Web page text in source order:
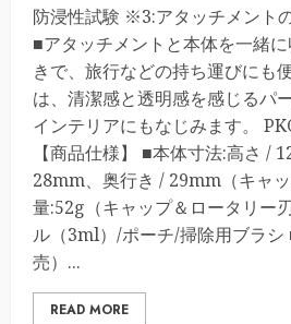
防浸性試験 ※3:アタッチメント
■アタッチメントと本体を一緒
きで、旅行などの持ち運びにも
は、清潔感と透明感を感じるパ
インテリアにもなじみます。
【商品仕様】 ■本体寸法:高さ /
28mm、奥行き / 29mm（キャ
量:52g（キャップ＆ロータリー
ル（3ml）/ポーチ/掃除用ブラシ
売）...
READ MORE